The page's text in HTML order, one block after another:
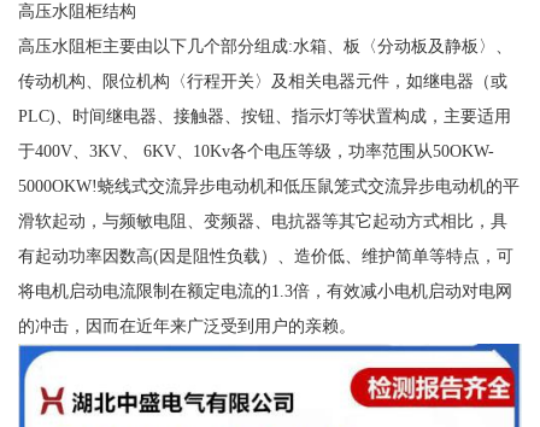
高压水阻柜结构
高压水阻柜主要由以下几个部分组成:水箱、板〈分动板及静板〉、
传动机构、限位机构〈行程开关〉及相关电器元件，如继电器（或
PLC)、时间继电器、接触器、按钮、指示灯等状置构成，主要适用
于400V、3KV、 6KV、10Kv各个电压等级，功率范围从50OKW-
5000OKW!蛲线式交流异步电动机和低压鼠笼式交流异步电动机的平
滑软起动，与频敏电阻、变频器、电抗器等其它起动方式相比，具
有起动功率因数高(因是阻性负载）、造价低、维护简单等特点，可
将电机启动电流限制在额定电流的1.3倍，有效减小电机启动对电网
的冲击，因而在近年来广泛受到用户的亲赖。